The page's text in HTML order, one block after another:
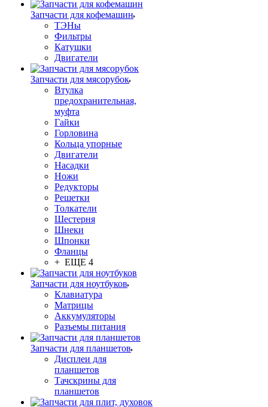
Запчасти для кофемашин
ТЭНы
Фильтры
Катушки
Двигатели
Запчасти для мясорубок
Втулка
предохранительная,
муфта
Гайки
Горловина
Кольца упорные
Двигатели
Насадки
Ножи
Редукторы
Решетки
Толкатели
Шестерня
Шнеки
Шпонки
Фланцы
+ ЕЩЕ 4
Запчасти для ноутбуков
Клавиатура
Матрицы
Аккумуляторы
Разъемы питания
Запчасти для планшетов
Дисплеи для
планшетов
Тачскрины для
планшетов